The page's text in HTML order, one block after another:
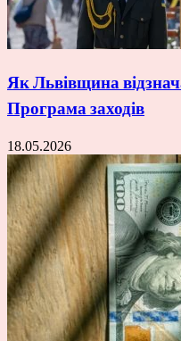
Як Львівщина
Програма заходів
18.05.2026